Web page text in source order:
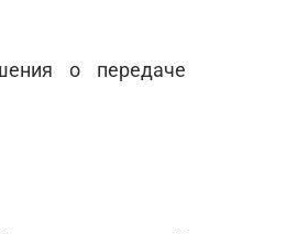
о передаче